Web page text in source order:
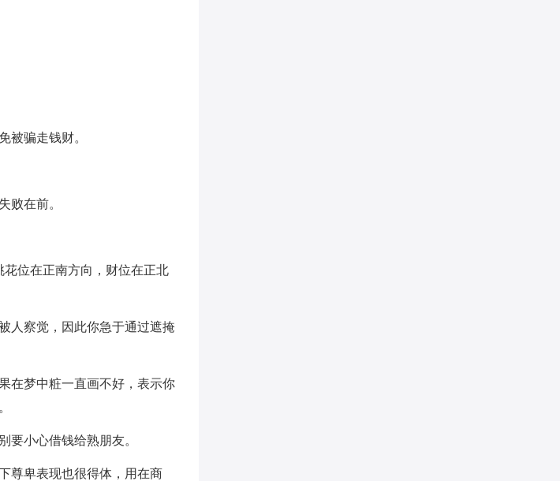
被骗走钱财。
败在前。
位在正南方向，财位在正北
人察觉，因此你急于通过遮掩
在梦中粧一直画不好，表示你
要小心借钱给熟朋友。
尊卑表现也很得体，用在商